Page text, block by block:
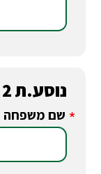
נוסע.ת 2
* שם משפחה